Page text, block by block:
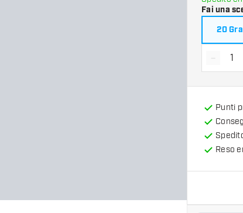
Fai una
20
-
Punti
Reso